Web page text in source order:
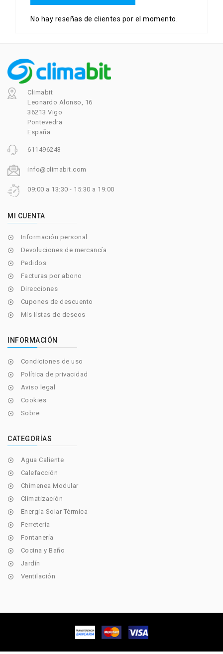
No hay reseñas de clientes por el momento.
Climabit
Leonardo Alonso, 16
36213 Vigo
Pontevedra
España
611496243
info@climabit.com
09:00 a 13:30 - 15:30 a 19:00
MI CUENTA
 Información personal
 Devoluciones de mercancía
 Pedidos
 Facturas por abono
 Direcciones
 Cupones de descuento
 Mis listas de deseos
INFORMACIÓN
 Condiciones de uso
 Política de privacidad
 Aviso legal
 Cookies
 Sobre
CATEGORÍAS
 Agua Caliente
 Calefacción
 Chimenea Modular
 Climatización
 Energía Solar Térmica
 Ferretería
 Fontanería
 Cocina y Baño
 Jardín
 Ventilación